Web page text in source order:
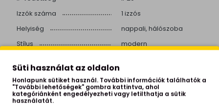
Izzók száma
1 izzós
Helyiség
nappali, hálószoba
Stílus
modern
Garancia
Süti használat az oldalon
Honlapunk sütiket használ. További információk találhatók a
"További lehetőségek" gombra kattintva, ahol
kategóriánként engedélyezheti vagy letilthatja a sütik
használatát.